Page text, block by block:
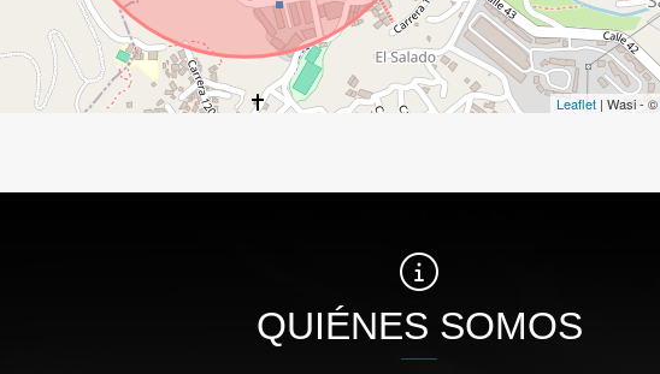
Leaflet | Wasi - ©
QUIÉNES SOMOS